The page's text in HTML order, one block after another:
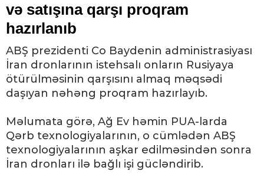
və satışına qarşı proqram
hazırlanıb
ABŞ prezidenti Co Baydenin administrasiyası
İran dronlarının istehsalı onların Rusiyaya
ötürülməsinin qarşısını almaq məqsədi
daşıyan nəhəng proqram hazırlayıb.
Məlumata görə, Ağ Ev həmin PUA-larda
Qərb texnologiyalarının, o cümlədən ABŞ
texnologiyalarının aşkar edilməsindən sonra
İran dronları ilə bağlı işi gücləndirib.